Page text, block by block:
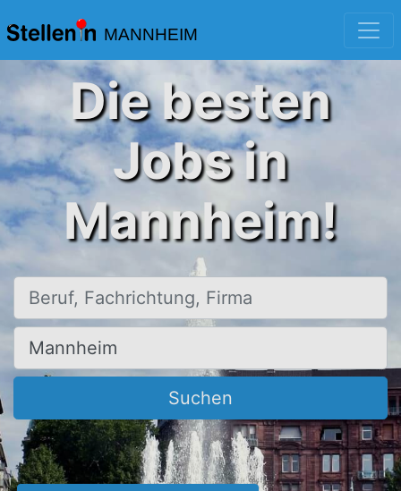
MANNHEIM
Die besten
Jobs in
Mannheim!
Beruf, Fachrichtung, Firma
Ort, Stadt
Suchen